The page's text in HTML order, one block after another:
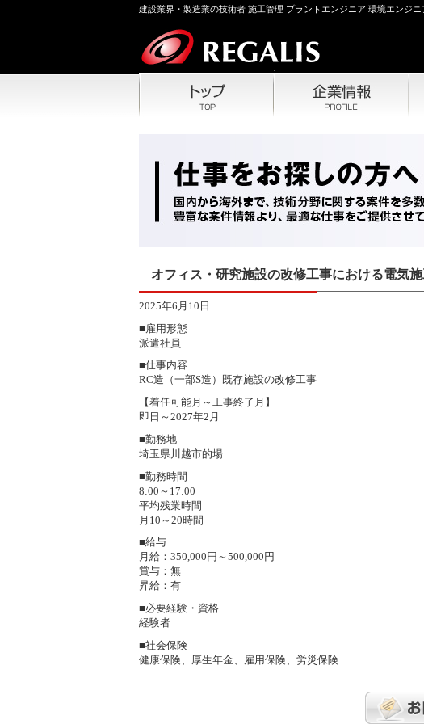
建設業界・製造業の技術者 施工管理 プラントエンジニア 環境エンジ
オフィス・研究施設の改修工事における電気
2025年6月10日
■雇用形態
派遣社員
■仕事内容
RC造（一部S造）既存施設の改修工事
【着任可能月～工事終了月】
即日～2027年2月
■勤務地
埼玉県川越市的場
■勤務時間
8:00～17:00
平均残業時間
月10～20時間
■給与
月給：350,000円～500,000円
賞与：無
昇給：有
■必要経験・資格
経験者
■社会保険
健康保険、厚生年金、雇用保険、労災保険